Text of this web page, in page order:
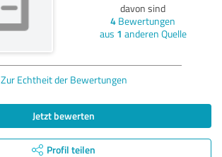
davon sind
4 Bewertungen
aus 1 anderen Quelle
Zur Echtheit der Bewertungen
Jetzt bewerten
Profil teilen